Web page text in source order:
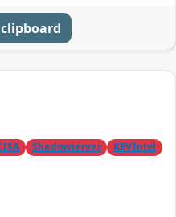
clipboard
Shadowserver KEVIntel